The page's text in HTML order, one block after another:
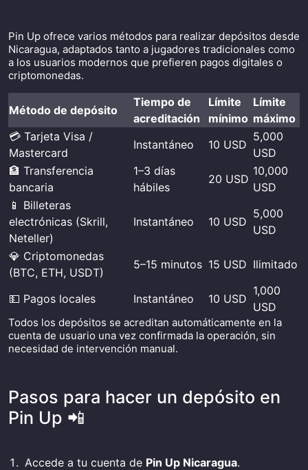
Pin Up ofrece varios métodos para realizar depósitos desde
Nicaragua, adaptados tanto a jugadores tradicionales como
a los usuarios modernos que prefieren pagos digitales o
criptomonedas.
Método de depósito
Tiempo de
acreditación
Límite
mínimo
Límite
máximo
💳 Tarjeta Visa /
Mastercard
Instantáneo 10 USD
5,000
USD
🏦 Transferencia
bancaria
1–3 días
hábiles
20 USD
10,000
USD
📱 Billeteras
electrónicas (Skrill,
Neteller)
Instantáneo 10 USD
5,000
USD
💎 Criptomonedas
(BTC, ETH, USDT)
5–15 minutos 15 USD Ilimitado
💵 Pagos locales Instantáneo 10 USD
1,000
USD
Todos los depósitos se acreditan automáticamente en la
cuenta de usuario una vez confirmada la operación, sin
necesidad de intervención manual.
Pasos para hacer un depósito en
Pin Up 📲
Accede a tu cuenta de Pin Up Nicaragua.